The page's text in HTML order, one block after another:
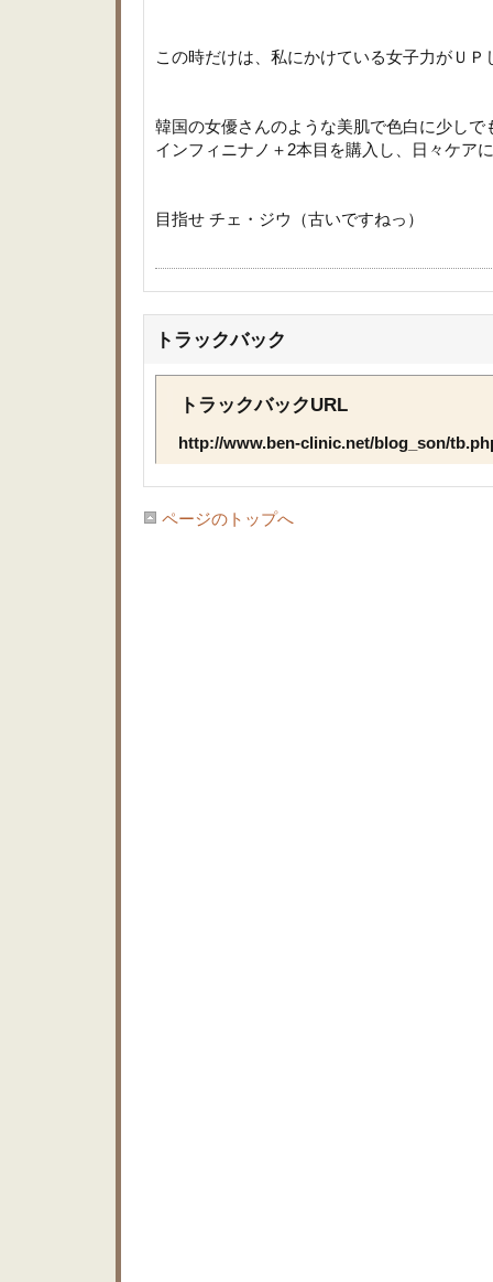
この時だけは、私にかけている女子力がＵ
韓国の女優さんのような美肌で色白に少しで
インフィニナノ＋2本目を購入し、日々ケア
目指せ チェ・ジウ（古いですねっ）
トラックバック
トラックバックURL
http://www.ben-clinic.net/blog_son/
ページのトップへ